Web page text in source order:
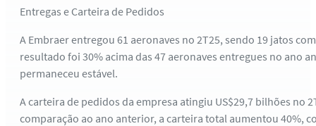
Entregas e Carteira de Pedidos
A Embraer entregou 61 aeronaves no 2T25, sendo 19 jatos
resultado foi 30% acima das 47 aeronaves entregues no ano
permaneceu estável.
A carteira de pedidos da empresa atingiu US$29,7 bilhões
comparação ao ano anterior, a carteira total aumentou 40%,